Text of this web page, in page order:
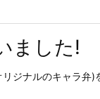
ました!
ジナルのキャラ弁